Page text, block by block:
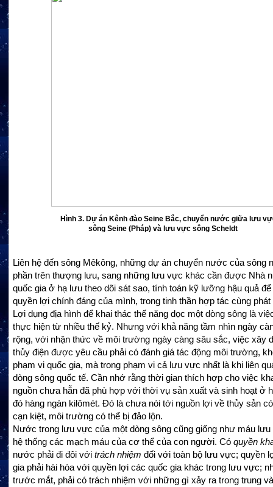
Hình 3. Dự án Kênh đào Seine Bắc, chuyển nước giữa lưu
sông Seine (Pháp) và lưu vực sông Scheldt
Liên hệ đến sông Mêkông, những dự án chuyển nước của sông
phần trên thượng lưu, sang những lưu vực khác cần được Nhà
quốc gia ở hạ lưu theo dõi sát sao, tính toán kỹ lưỡng hậu quả
quyền lợi chính đáng của mình, trong tinh thần hợp tác cùng phát
Lợi dụng địa hình để khai thác thế năng dọc một dòng sông là
thực hiện từ nhiều thế kỷ. Nhưng với khả năng tầm nhìn ngày
rộng, với nhận thức về môi trường ngày càng sâu sắc, việc xây
thủy điện được yêu cầu phải có đánh giá tác động môi trường,
phạm vi quốc gia, mà trong phạm vi cả lưu vực nhất là khi liên
dòng sông quốc tế. Cần nhớ rằng thời gian thích hợp cho việc
nguồn chưa hẵn đã phù hợp với thời vụ sản xuất và sinh hoạt ở
đó hàng ngàn kilômét. Đó là chưa nói tới nguồn lợi về thủy sản
cạn kiệt, môi trường có thể bị đảo lộn.
Nước trong lưu vực của một dòng sông cũng giống như máu lưu
hệ thống các mạch máu của cơ thể của con người. Có quyền
nước phải đi đôi với trách nhiệm đối với toàn bộ lưu vực; quyền
gia phải hài hòa với quyền lợi các quốc gia khác trong lưu vực;
trước mắt, phải có trách nhiệm với những gì xảy ra trong trung